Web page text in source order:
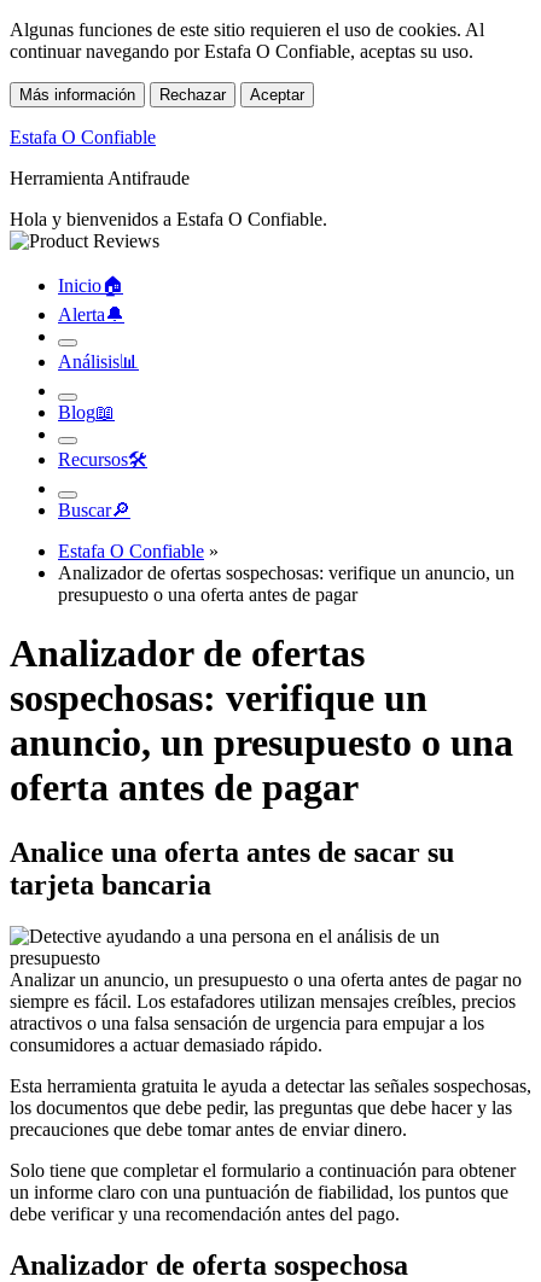
Algunas funciones de este sitio requieren el uso de cookies. Al
continuar navegando por Estafa O Confiable, aceptas su uso.
Más información Rechazar Aceptar
Estafa O Confiable
Herramienta Antifraude
Hola y bienvenidos a Estafa O Confiable.
Inicio🏠︎
Alerta🔔︎
Análisis📊︎
Blog📖︎
Recursos🛠︎
Buscar🔎︎
Estafa O Confiable »
Analizador de ofertas sospechosas: verifique un anuncio, un
presupuesto o una oferta antes de pagar
Analizador de ofertas
sospechosas: verifique un
anuncio, un presupuesto o una
oferta antes de pagar
Analice una oferta antes de sacar su
tarjeta bancaria
Analizar un anuncio, un presupuesto o una oferta antes de pagar no
siempre es fácil. Los estafadores utilizan mensajes creíbles, precios
atractivos o una falsa sensación de urgencia para empujar a los
consumidores a actuar demasiado rápido.
Esta herramienta gratuita le ayuda a detectar las señales sospechosas,
los documentos que debe pedir, las preguntas que debe hacer y las
precauciones que debe tomar antes de enviar dinero.
Solo tiene que completar el formulario a continuación para obtener
un informe claro con una puntuación de fiabilidad, los puntos que
debe verificar y una recomendación antes del pago.
Analizador de oferta sospechosa